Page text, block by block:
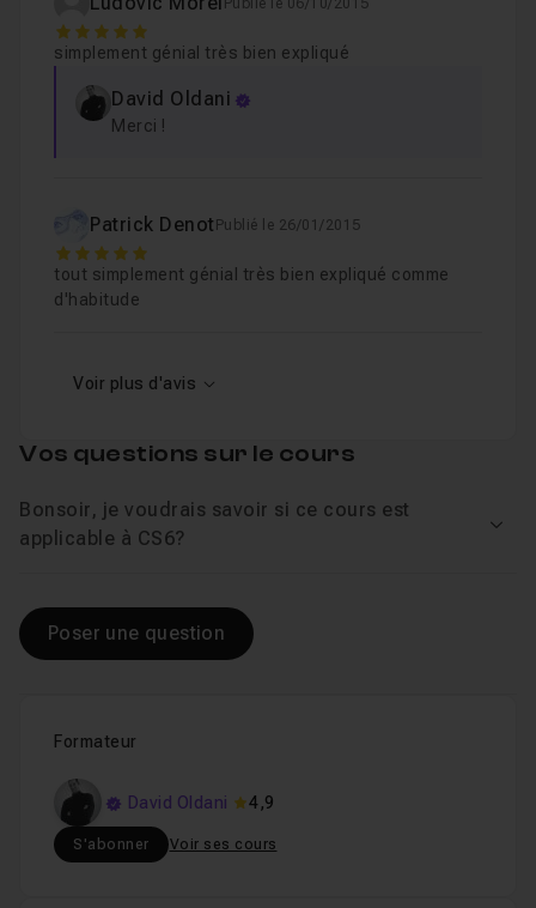
Publié le 06/10/2015
5
simplement génial très bien expliqué
David Oldani
Merci !
Patrick Denot Publié le 26/01/2015
5
tout simplement génial très bien expliqué comme
d'habitude
Voir plus d'avis
Formateur
David Oldani 4,9
S'abonner Voir ses cours
Vos questions sur le cours
Bonsoir, je voudrais savoir si ce cours est
applicable à CS6?
Poser une question